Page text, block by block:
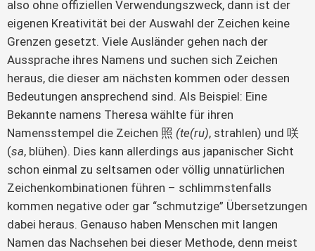
also ohne offiziellen Verwendungszweck, dann ist der
eigenen Kreativität bei der Auswahl der Zeichen keine
Grenzen gesetzt. Viele Ausländer gehen nach der
Aussprache ihres Namens und suchen sich Zeichen
heraus, die dieser am nächsten kommen oder dessen
Bedeutungen ansprechend sind. Als Beispiel: Eine
Bekannte namens Theresa wählte für ihren
Namensstempel die Zeichen 照 (te(ru), strahlen) und 咲
(sa, blühen). Dies kann allerdings aus japanischer Sicht
schon einmal zu seltsamen oder völlig unnatürlichen
Zeichenkombinationen führen – schlimmstenfalls
kommen negative oder gar “schmutzige” Übersetzungen
dabei heraus. Genauso haben Menschen mit langen
Namen das Nachsehen bei dieser Methode, denn meist